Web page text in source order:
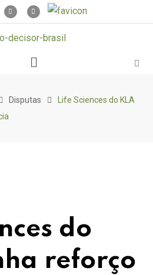
Disputas
Life Sciences do KLA
do
reforço